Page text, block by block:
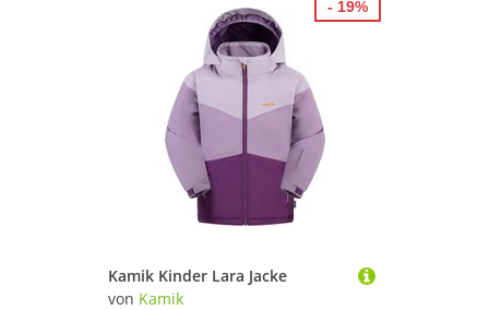
Kamik Kinder Lara Jacke
von Kamik
- 19%